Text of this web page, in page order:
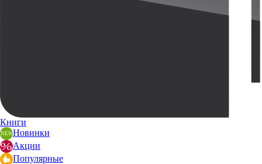
Книги
Новинки
Акции
Популярные